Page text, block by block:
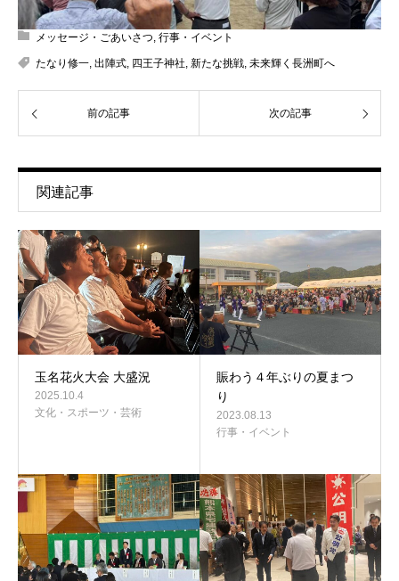
メッセージ・ごあいさつ 行事・イベント
たなり修一 出陣式 四王子神社 新たな挑戦 未来輝く長洲町へ
前の記事 次の記事
関連記事
玉名花火大会 大盛況
2025.10.4
文化・スポーツ・芸術
賑わう４年ぶりの夏まつ
り
2023.08.13
行事・イベント